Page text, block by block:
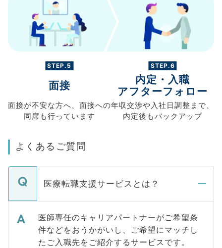
STEP.5
面接
面接が不安な方へ、 面接への
同席も行っています
STEP.6
内定・入職
アフターフォロー
年収交渉や入社日調整まで、
内定後もバックアップ
よくあるご質問
医療転職支援サービスとは？
医師専任のキャリアパートナーがご希望条
件などをおうかがいし、ご希望にマッチし
たご入職先をご紹介するサービスです。